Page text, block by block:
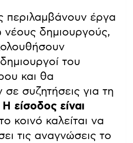
περιλαμβάνουν έργα
δημιουργούς,
του
και θα
συζητήσεις για τη
Η είσοδος είναι
κοινό καλείται να
τις αναγνώσεις το